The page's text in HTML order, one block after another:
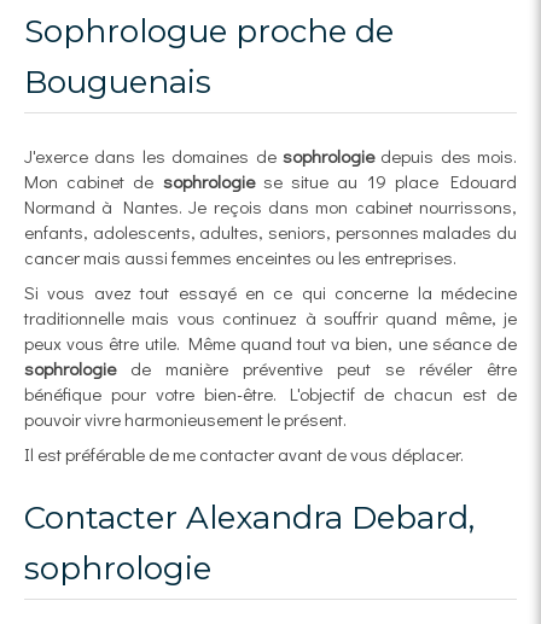
Sophrologue proche de
Bouguenais
J'exerce dans les domaines de sophrologiedepuis des mois.
Mon cabinet de sophrologiese situe au 19 place Edouard
Normand à Nantes. Je reçois dans mon cabinet nourrissons,
enfants, adolescents, adultes, seniors, personnes malades du
cancer mais aussi femmes enceintes ou les entreprises.
Si vous avez tout essayé en ce qui concerne la médecine
traditionnelle mais vous continuez à souffrir quand même, je
peux vous être utile. Même quand tout va bien, une séance de
sophrologiede manière préventive peut se révéler être
bénéfique pour votre bien-être. L'objectif de chacun est de
pouvoir vivre harmonieusement le présent.
Il est préférable de me contacter avant de vous déplacer.
Contacter Alexandra Debard,
sophrologie